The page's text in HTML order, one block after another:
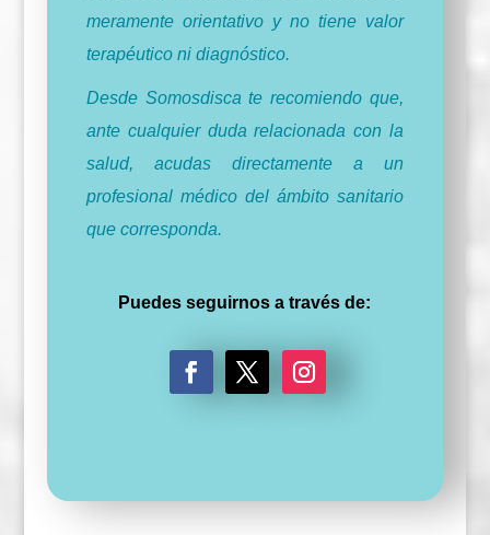
meramente orientativo y no tiene valor
terapéutico ni diagnóstico.
Desde Somosdisca te recomiendo que,
ante cualquier duda relacionada con la
salud, acudas directamente a un
profesional médico del ámbito sanitario
que corresponda.
Puedes seguirnos a través de: